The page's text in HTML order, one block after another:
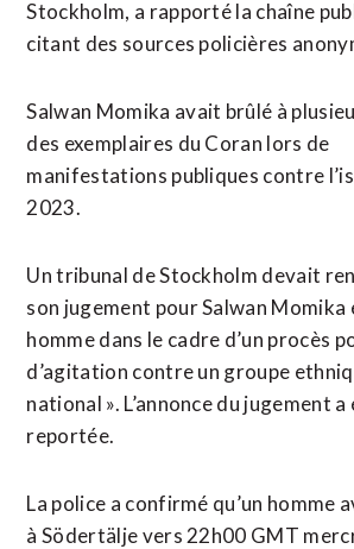
Stockholm, a rapporté la chaîne
citant des sources policières
Salwan Momika avait brûlé à
des exemplaires du Coran lors de
manifestations publiques contre
2023.
Un tribunal de Stockholm devait
son jugement pour Salwan Momika
homme dans le cadre d’un procès
d’agitation contre un groupe
national ». L’annonce du jugement a
reportée.
La police a confirmé qu’un homme
à Södertälje vers 22h00 GMT